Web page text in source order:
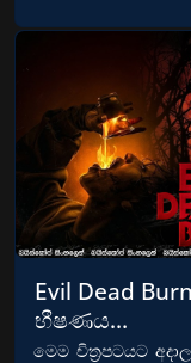
Evil Dead
භීෂණය…
මෙම චිත්‍රපටයට